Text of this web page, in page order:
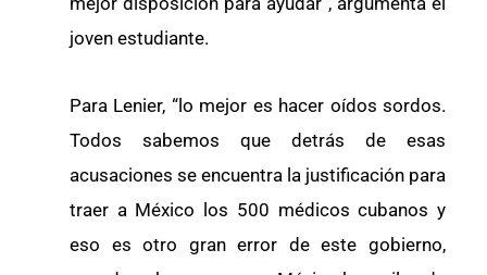
joven estudiante.
Para Lenier, “lo mejor es hacer oídos sordos.
Todos sabemos que detrás de esas
acusaciones se encuentra la justificación para
traer a México los 500 médicos cubanos y
eso es otro gran error de este gobierno,